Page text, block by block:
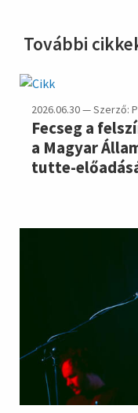
További
2026.06.30 — Szerző:
Fecseg a
a Magyar
tutte-